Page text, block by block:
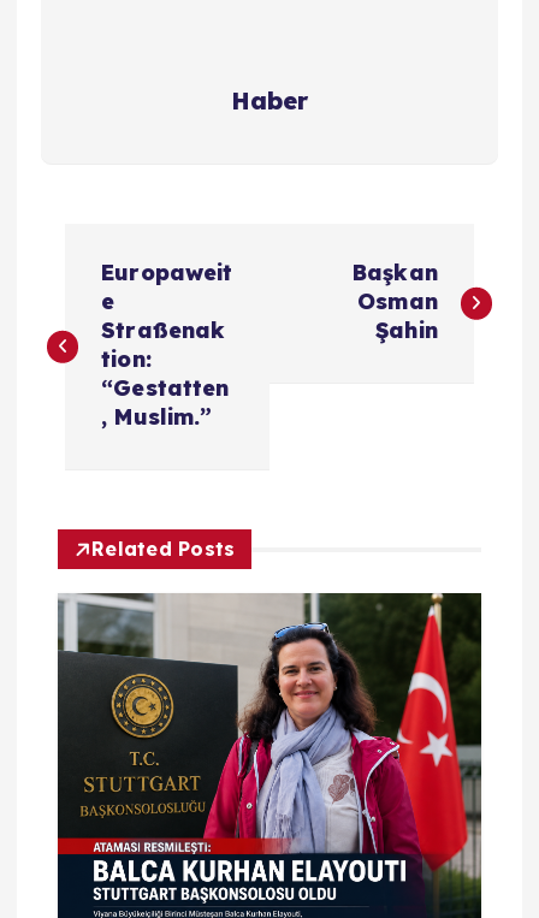
Haber
z
e
z
m
e
Europaweit
e
Straßenak
tion:
“Gestatten
, Muslim.”
Başkan
Osman
Şahin
Related Posts